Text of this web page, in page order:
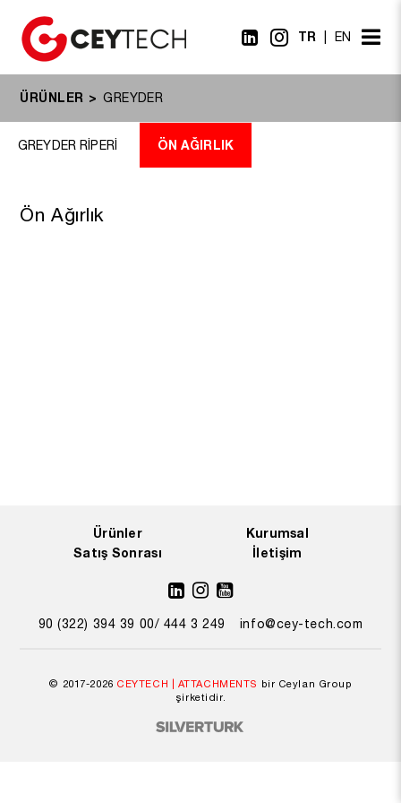
TR EN
ÜRÜNLER GREYDER
GREYDER RİPERİ ÖN AĞIRLIK
Ön Ağırlık
Ürünler
Kurumsal
Satış Sonrası
İletişim
90 (322) 394 39 00/ 444 3 249 info@cey-tech.com
© 2017-2026 CEYTECH | ATTACHMENTS bir Ceylan Group
şirketidir.